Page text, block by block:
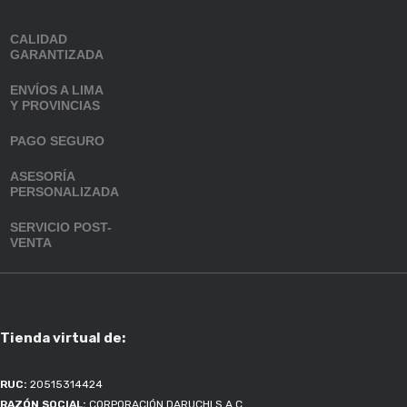
CALIDAD
GARANTIZADA
ENVÍOS A LIMA
Y PROVINCIAS
PAGO SEGURO
ASESORÍA
PERSONALIZADA
SERVICIO POST-
VENTA
Tienda virtual de:
RUC: 20515314424